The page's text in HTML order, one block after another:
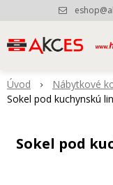
Úvod Nábytkové
Sokel pod kuchynskú
Sokel pod